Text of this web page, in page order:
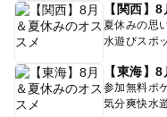
【関西】
夏休みの思
水遊びスポ
【東海】
参加無料ポ
気分爽快水